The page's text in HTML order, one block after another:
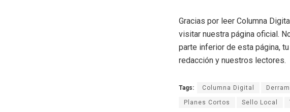
Gracias por leer Columna
visitar nuestra página oficial.
parte inferior de esta página,
redacción y nuestros lectores.
Tags: Columna Digital
Planes Cortos Sello Local